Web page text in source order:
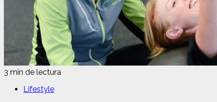
3 min de lectura
Lifestyle